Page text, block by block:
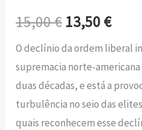
15,00€ 13,50€
O declínio da ordem liberal
supremacia norte-
duas décadas, e está a
turbulência no seio das
quais reconhecem esse